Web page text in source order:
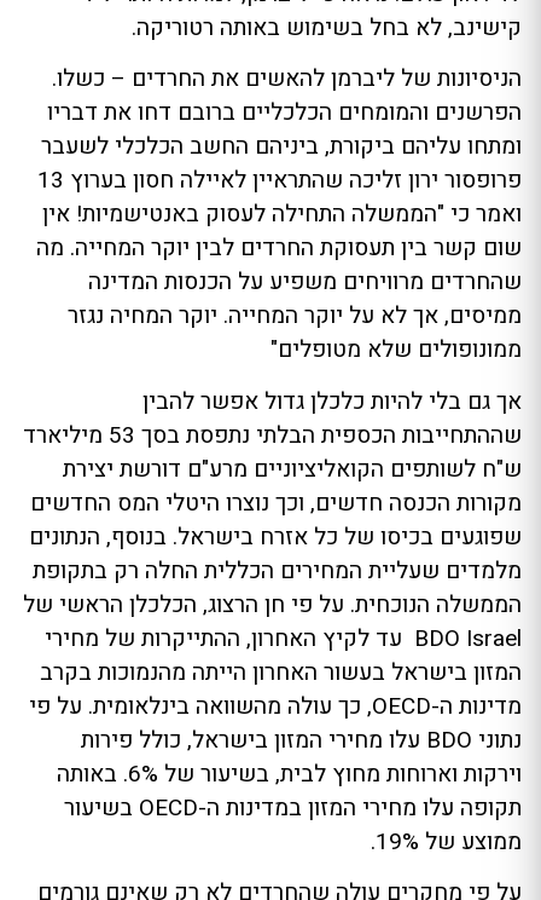
קישינב, לא בחל בשימוש באותה רטוריקה.
הניסיונות של ליברמן להאשים את החרדים – כשלו.
הפרשנים והמומחים הכלכליים ברובם דחו את דבריו
ומתחו עליהם ביקורת, ביניהם החשב הכלכלי לשעבר
פרופסור ירון זליכה שהתראיין לאיילה חסון בערוץ 13
ואמר כי "הממשלה התחילה לעסוק באנטישמיות! אין
שום קשר בין תעסוקת החרדים לבין יוקר המחייה. מה
שהחרדים מרוויחים משפיע על הכנסות המדינה
ממיסים, אך לא על יוקר המחייה. יוקר המחיה נגזר
ממונופולים שלא מטופלים"
אך גם בלי להיות כלכלן גדול אפשר להבין
שההתחייבות הכספית הבלתי נתפסת בסך 53 מיליארד
ש"ח לשותפים הקואליציוניים מרע"ם דורשת יצירת
מקורות הכנסה חדשים, וכך נוצרו היטלי המס החדשים
שפוגעים בכיסו של כל אזרח בישראל. בנוסף, הנתונים
מלמדים שעליית המחירים הכללית החלה רק בתקופת
הממשלה הנוכחית. על פי חן הרצוג, הכלכלן הראשי של
BDO Israel עד לקיץ האחרון, ההתייקרות של מחירי
המזון בישראל בעשור האחרון הייתה מהנמוכות בקרב
מדינות ה-OECD, כך עולה מהשוואה בינלאומית. על פי
נתוני BDO עלו מחירי המזון בישראל, כולל פירות
וירקות וארוחות מחוץ לבית, בשיעור של 6%. באותה
תקופה עלו מחירי המזון במדינות ה-OECD בשיעור
ממוצע של 19%.
על פי מחקרים עולה שהחרדים לא רק שאינם גורמים